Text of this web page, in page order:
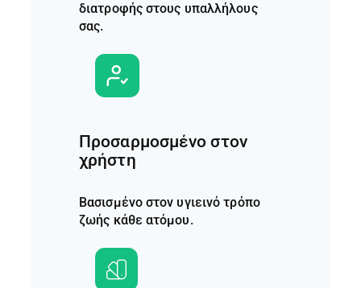
διατροφής στους υπαλλήλους
σας.
Προσαρμοσμένο στον
χρήστη
Βασισμένο στον υγιεινό τρόπο
ζωής κάθε ατόμου.